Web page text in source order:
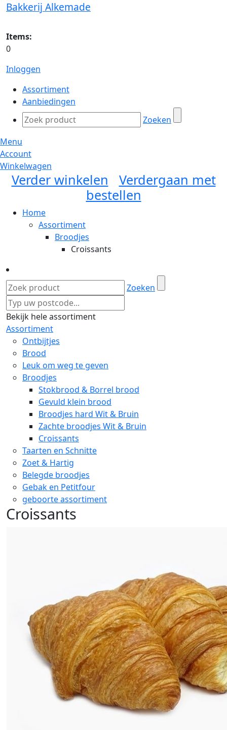
Bakkerij Alkemade
Items:
0
Inloggen
Assortiment
Aanbiedingen
Zoeken
Menu
Account
Winkelwagen
Verder winkelen
Verdergaan met
bestellen
Home
Assortiment
Broodjes
Croissants
Zoeken
Bekijk hele assortiment
Assortiment
Ontbijtjes
Brood
Leuk om weg te geven
Broodjes
Stokbrood & Borrel brood
Gevuld klein brood
Broodjes hard Wit & Bruin
Zachte broodjes Wit & Bruin
Croissants
Taarten en Schnitte
Zoet & Hartig
Belegde broodjes
Gebak en Petitfour
geboorte assortiment
Croissants